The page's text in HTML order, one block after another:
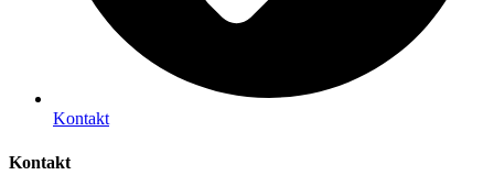
Kontakt
Kontakt